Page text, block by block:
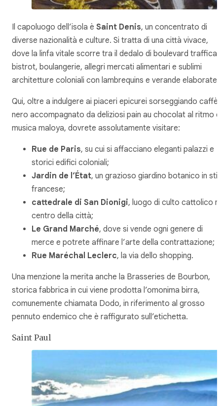
Il capoluogo dell’isola è Saint Denis, un concentrato di
diverse nazionalità e culture. Si tratta di una città vivace,
dove la linfa vitale scorre tra il dedalo di boulevard
bistrot, boulangerie, allegri mercati alimentari e sublimi
architetture coloniali con lambrequins e verande elaborate.
Qui, oltre a indulgere ai piaceri epicurei sorseggiando caffè
nero accompagnato da deliziosi pain au chocolat al ritmo
musica maloya, dovrete assolutamente visitare:
Rue de Paris, su cui si affacciano eleganti palazzi e
storici edifici coloniali;
Jardin de l’État, un grazioso giardino botanico in
francese;
cattedrale di San Dionigi, luogo di culto cattolico
centro della città;
Le Grand Marché, dove si vende ogni genere di
merce e potrete affinare l’arte della contrattazione;
Rue Maréchal Leclerc, la via dello shopping.
Una menzione la merita anche la Brasseries de Bourbon,
storica fabbrica in cui viene prodotta l’omonima birra,
comunemente chiamata Dodo, in riferimento al grosso
pennuto endemico che è raffigurato sull’etichetta.
Saint Paul